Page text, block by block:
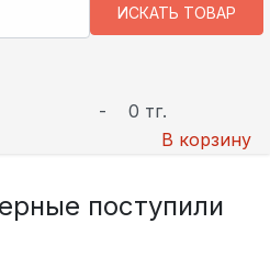
-
0 тг.
В корзину
поступили